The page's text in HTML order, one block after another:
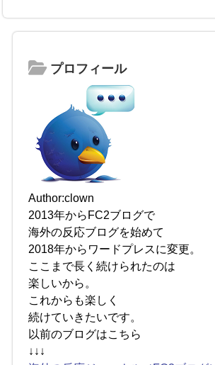
プロフィール
Author:clown
2013年からFC2ブログで
海外の反応ブログを始めて
2018年からワードプレスに変更。
ここまで長く続けられたのは
楽しいから。
これからも楽しく
続けていきたいです。
以前のブログはこちら
↓↓↓